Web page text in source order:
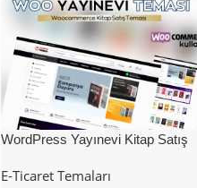
WordPress Yayınevi Kitap Satış
E-Ticaret Temaları